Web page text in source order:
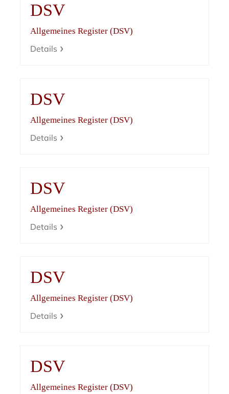
DSV
Allgemeines Register (DSV)
Details
DSV
Allgemeines Register (DSV)
Details
DSV
Allgemeines Register (DSV)
Details
DSV
Allgemeines Register (DSV)
Details
DSV
Allgemeines Register (DSV)